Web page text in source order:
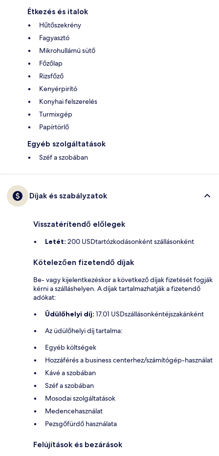
Étkezés és italok
Hűtőszekrény
Fagyasztó
Mikrohullámú sütő
Főzőlap
Rizsfőző
Kenyérpirító
Konyhai felszerelés
Turmixgép
Papírtörlő
Egyéb szolgáltatások
Széf a szobában
Díjak és szabályzatok
Visszatérítendő előlegek
Letét: 200 USDtartózkodásonként szállásonként
Kötelezően fizetendő díjak
Be- vagy kijelentkezéskor a következő díjak fizetését fogják
kérni a szálláshelyen. A díjak tartalmazhatják a fizetendő
adókat:
Üdülőhelyi díj: 17.01 USDszállásonkéntéjszakánként
Az üdülőhelyi díj tartalma:
Egyéb költségek
Hozzáférés a business centerhez/számítógép-használat
Kávé a szobában
Széf a szobában
Mosodai szolgáltatások
Medencehasználat
Pezsgőfürdő használata
Felújítások és bezárások